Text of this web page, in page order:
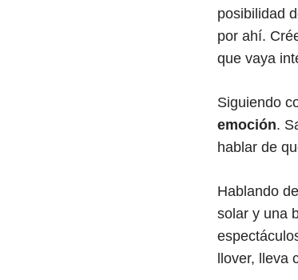
posibilidad
por ahí.
que vaya
Siguiendo
emoción.
hablar de
Hablando de
solar y una
llover, lleva